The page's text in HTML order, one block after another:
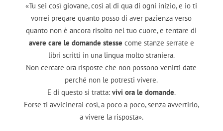
«Tu sei così giovane, così al di qua di ogni inizio, e io ti
vorrei pregare quanto posso di aver pazienza verso
quanto non è ancora risolto nel tuo cuore, e tentare di
avere care le domande stesse come stanze serrate e
libri scritti in una lingua molto straniera.
Non cercare ora risposte che non possono venirti date
perché non le potresti vivere.
E di questo si tratta: vivi ora le domande.
Forse ti avvicinerai così, a poco a poco, senza avvertirlo,
a vivere la risposta».